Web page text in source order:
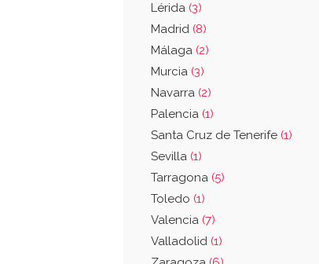
Lérida (3)
Madrid (8)
Málaga (2)
Murcia (3)
Navarra (2)
Palencia (1)
Santa Cruz de Tenerife (1)
Sevilla (1)
Tarragona (5)
Toledo (1)
Valencia (7)
Valladolid (1)